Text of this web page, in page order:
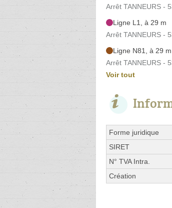
Arrêt TANNEURS -
Ligne L1, à 29 m
Arrêt TANNEURS -
Ligne N81, à 29 m
Arrêt TANNEURS -
Voir tout
Forme juridique
SIRET
N° TVA Intra.
Création